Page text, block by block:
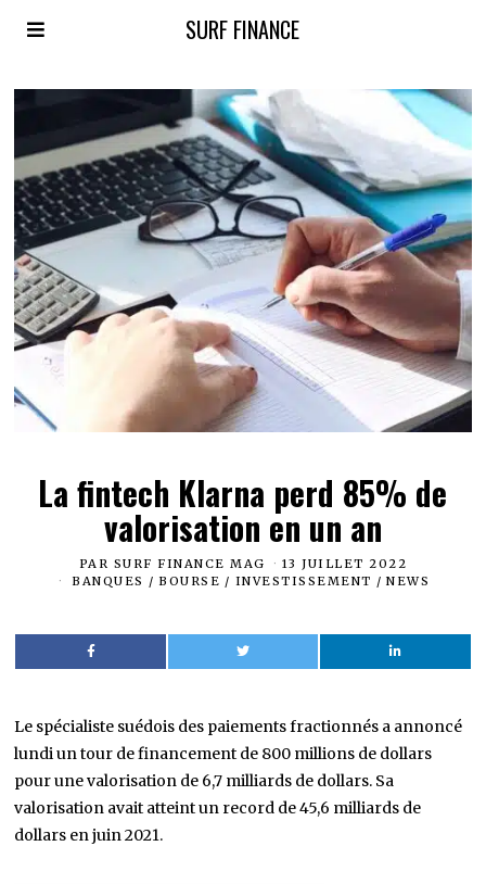
SURF FINANCE
La fintech Klarna perd 85% de
valorisation en un an
PAR SURF FINANCE MAG
13 JUILLET 2022
BANQUES / BOURSE / INVESTISSEMENT / NEWS
Le spécialiste suédois des paiements fractionnés a annoncé
lundi un tour de financement de 800 millions de dollars
pour une valorisation de 6,7 milliards de dollars. Sa
valorisation avait atteint un record de 45,6 milliards de
dollars en juin 2021.